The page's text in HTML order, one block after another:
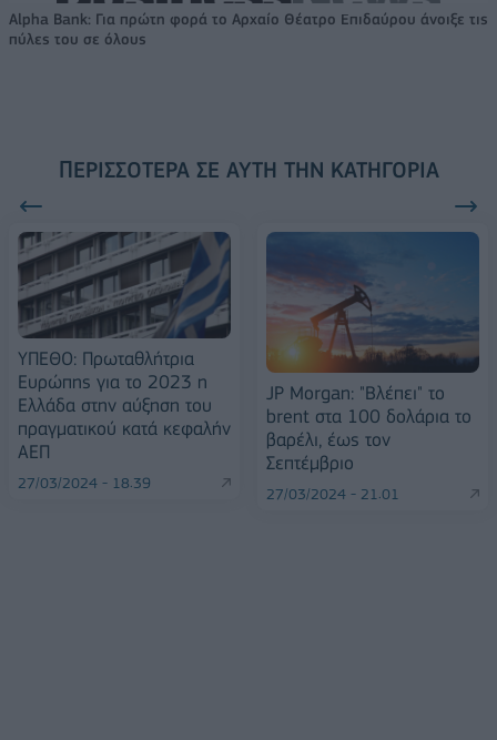
Alpha Bank: Για πρώτη φορά το Αρχαίο Θέατρο Επιδαύρου άνοιξε τις
πύλες του σε όλους
ΠΕΡΙΣΣΌΤΕΡΑ ΣΕ ΑΥΤΉ ΤΗΝ ΚΑΤΗΓΟΡΊΑ
ΥΠΕΘΟ: Πρωταθλήτρια
Ευρώπης για το 2023 η
Ελλάδα στην αύξηση του
πραγματικού κατά κεφαλήν
ΑΕΠ
27/03/2024 - 18:39
JP Morgan: "Βλέπει" το
brent στα 100 δολάρια το
βαρέλι, έως τον
Σεπτέμβριο
27/03/2024 - 21:01